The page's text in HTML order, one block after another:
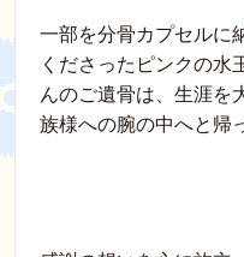
一部を分骨カプセルに
くださったピンクの水
んのご遺骨は、生涯を
族様への腕の中へと帰